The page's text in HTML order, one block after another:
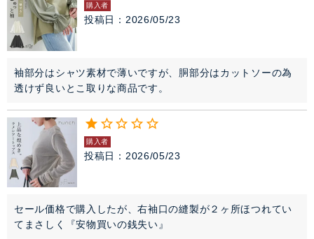
購入者
投稿日 2026/05/23
袖部分はシャツ素材で薄いですが、胴部分はカットソーの為
透けず良いとこ取りな商品です。
購入者
投稿日 2026/05/23
セール価格で購入したが、右袖口の縫製が２ヶ所ほつれてい
てまさしく『安物買いの銭失い』